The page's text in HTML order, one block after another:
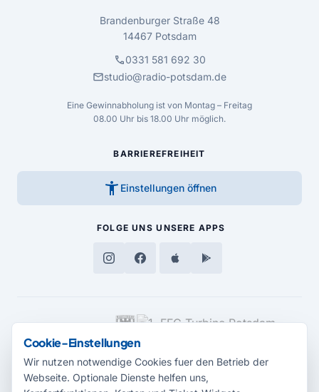
Brandenburger Straße 48
14467 Potsdam
call0331 581 692 30
mailstudio@radio-potsdam.de
Eine Gewinnabholung ist von Montag – Freitag
08.00 Uhr bis 18.00 Uhr möglich.
BARRIEREFREIHEIT
accessibility_new Einstellungen öffnen
FOLGE UNS UNSERE APPS
MEDIENPARTNER
Cookie-Einstellungen
Wir nutzen notwendige Cookies fuer den Betrieb der
Webseite. Optionale Dienste helfen uns,